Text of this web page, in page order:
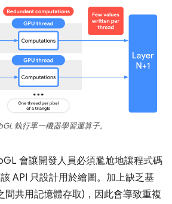
執行單一機器學習運算子。
會讓開發人員必須尷尬地讓程式碼
API 只設計用於繪圖。加上缺乏基
間共用記憶體存取)，因此會導致重複